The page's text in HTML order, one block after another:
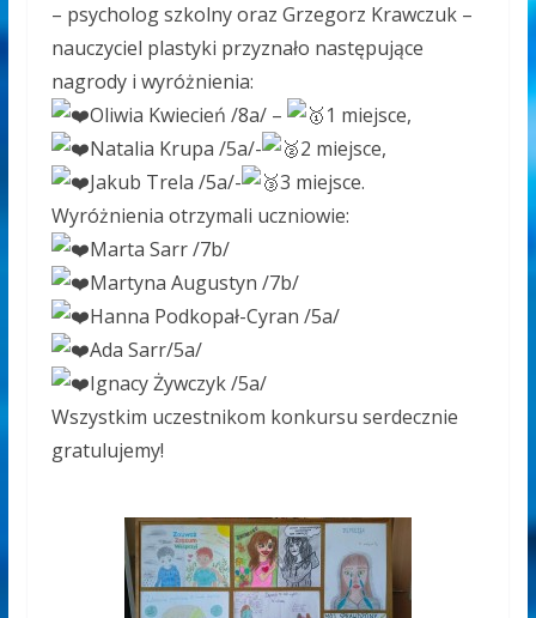
– psycholog szkolny oraz Grzegorz Krawczuk –
nauczyciel plastyki przyznało następujące
nagrody i wyróżnienia:
Oliwia Kwiecień /8a/ –
1 miejsce,
Natalia Krupa /5a/-
2 miejsce,
Jakub Trela /5a/-
3 miejsce.
Wyróżnienia otrzymali uczniowie:
Marta Sarr /7b/
Martyna Augustyn /7b/
Hanna Podkopał-Cyran /5a/
Ada Sarr/5a/
Ignacy Żywczyk /5a/
Wszystkim uczestnikom konkursu serdecznie
gratulujemy!